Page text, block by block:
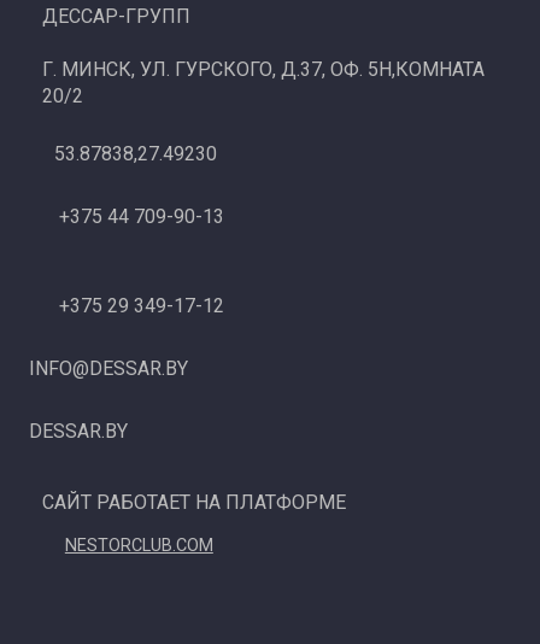
ДЕССАР-ГРУПП
Г. МИНСК, УЛ. ГУРСКОГО, Д.37, ОФ. 5Н,КОМНАТА
20/2
53.87838,27.49230
+375 44 709-90-13
+375 29 349-17-12
INFO@DESSAR.BY
DESSAR.BY
САЙТ РАБОТАЕТ НА ПЛАТФОРМЕ
NESTORCLUB.COM